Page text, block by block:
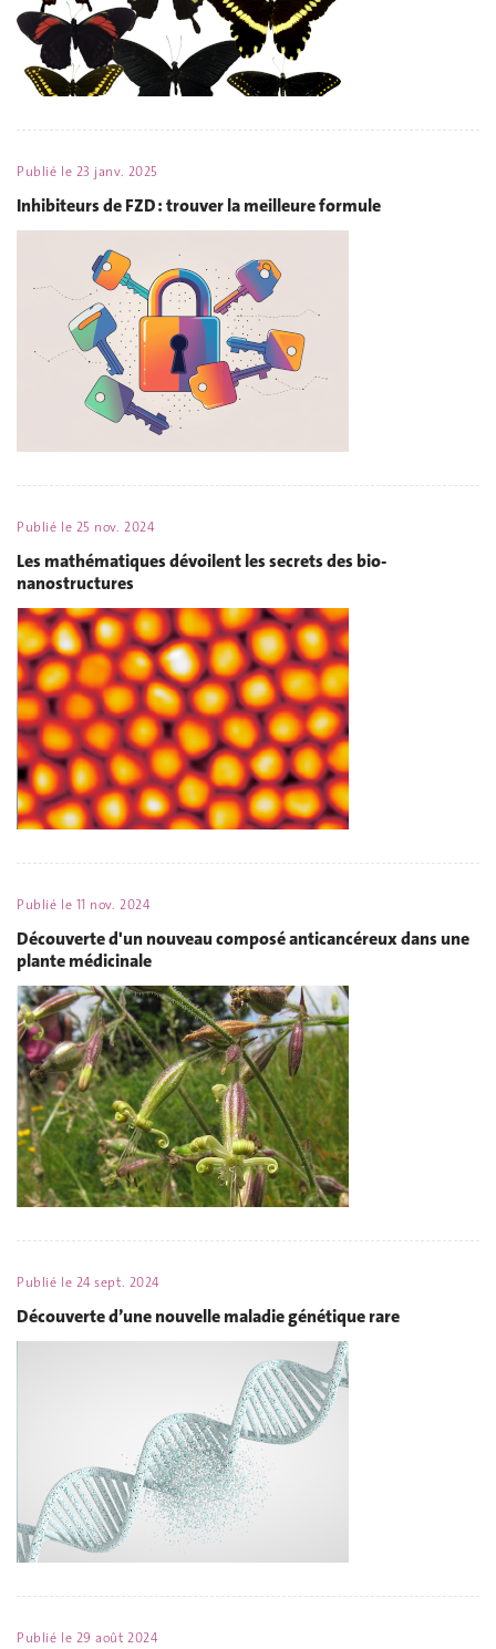
Publié le 23 janv. 2025
Inhibiteurs de FZD : trouver la meilleure formule
Publié le 25 nov. 2024
Les mathématiques dévoilent les secrets des bio-
nanostructures
Publié le 11 nov. 2024
Découverte d'un nouveau composé anticancéreux dans une
plante médicinale
Publié le 24 sept. 2024
Découverte d’une nouvelle maladie génétique rare
Publié le 29 août 2024